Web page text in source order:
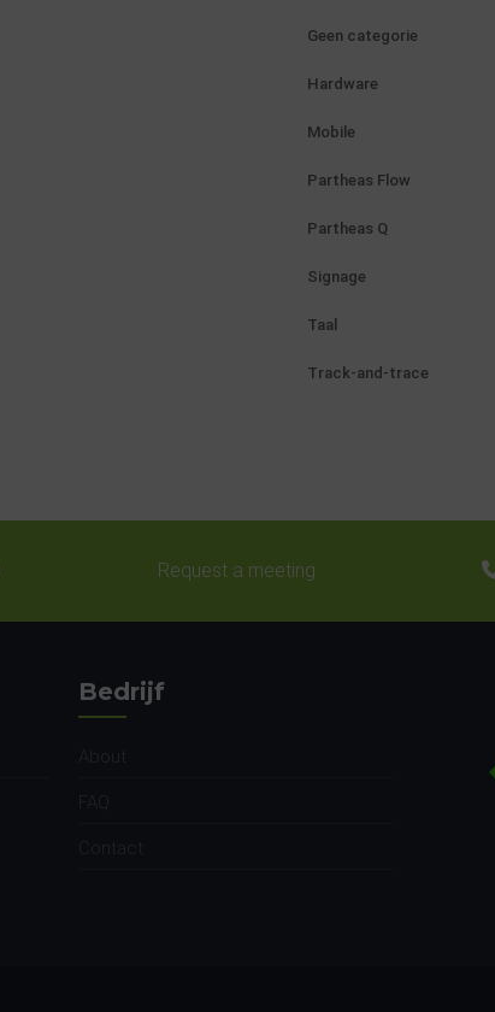
Geen categorie
Hardware
Mobile
Partheas Flow
Partheas Q
Signage
Taal
Track-and-trace
Request a meeting
Bedrijf